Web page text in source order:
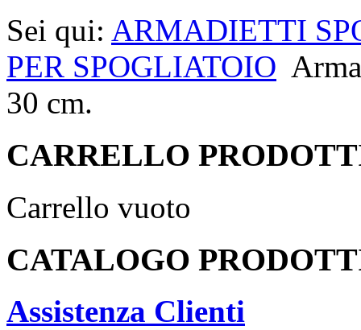
Sei qui: ARMADIETTI
PER SPOGLIATOIO
30 cm.
CARRELLO
Carrello vuoto
CATALOGO
Assistenza Clienti